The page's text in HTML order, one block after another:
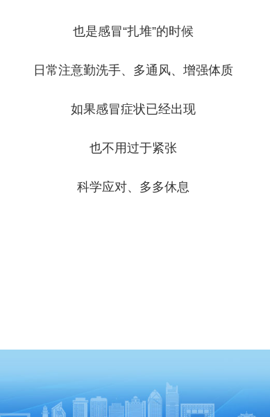
也是感冒“扎堆”的时候
日常注意勤洗手、多通风、增强体质
如果感冒症状已经出现
也不用过于紧张
科学应对、多多休息